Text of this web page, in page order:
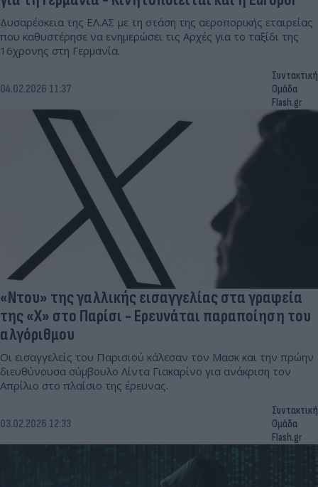
Δυσαρέσκεια της ΕΛ.ΑΣ με τη στάση της αεροπορικής εταιρείας
που καθυστέρησε να ενημερώσει τις Αρχές για το ταξίδι της
16χρονης στη Γερμανία.
04.02.2026 11:37
Συντακτική
Ομάδα
Flash.gr
«Ντου» της γαλλικής εισαγγελίας στα γραφεία
της «X» στο Παρίσι - Ερευνάται παραποίηση του
αλγόριθμου
Οι εισαγγελείς του Παρισιού κάλεσαν τον Μασκ και την πρώην
διευθύνουσα σύμβουλο Λίντα Γιακαρίνο για ανάκριση τον
Απρίλιο στο πλαίσιο της έρευνας.
03.02.2026 12:33
Συντακτική
Ομάδα
Flash.gr